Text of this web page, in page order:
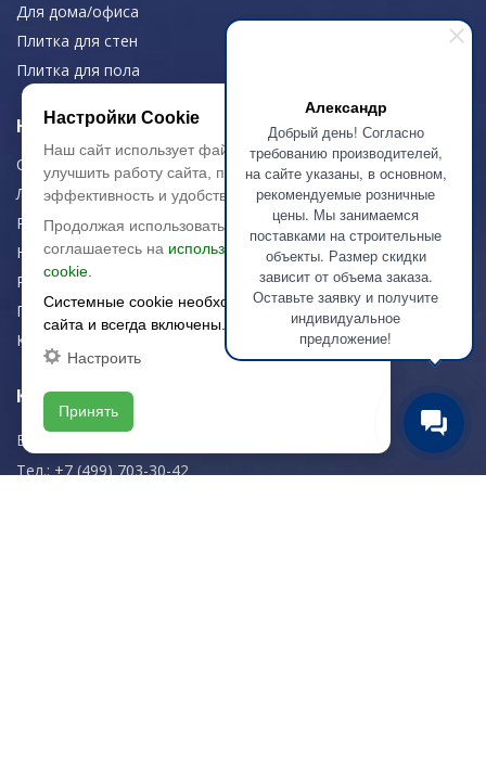
Александр
Добрый день! Согласно
требованию производителей,
на сайте указаны, в основном,
рекомендуемые розничные
цены. Мы занимаемся
поставками на строительные
объекты. Размер скидки
зависит от объема заказа.
Оставьте заявку и получите
индивидуальное
предложение!
Для дома/офиса
Плитка для стен
Плитка для пола
Навигация
О компании
Логистика
Резка керамогранита
Новости
Рекомендации
Портфолио
Контакты
Контактная информация
E-mail:
Тел.: +7 (499) 703-30-42
Настройки Cookie
Наш сайт использует файлы cookie, чтобы
улучшить работу сайта, повысить его
эффективность и удобство.
Продолжая использовать сайт, вы
соглашаетесь на использование файлов
cookie.
Системные cookie необходимы для работы
сайта и всегда включены.
Настроить
Принять